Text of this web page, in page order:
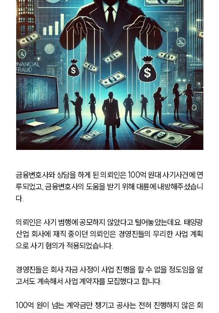
금융변호사와 상담을 하게 된 의뢰인은 100억 원대 사기사건에 연
루되었고, 금융변호사의 도움을 받기 위해 대륜에 내방해주셨습니
다.
의뢰인은 사기 범행에 공모하지 않았다고 털어놓았는데요. 태양광
산업 회사에 재직 중이던 의뢰인은 경영진들의 무리한 사업 계획
으로 사기 혐의가 적용되었습니다.
경영진들은 회사 자금 사정이 사업 진행을 할 수 없을 정도임을 알
고서도 계속해서 사업 계약자를 모집했다고 합니다.
100억 원이 넘는 계약금만 챙기고 공사는 전혀 진행하지 않은 회